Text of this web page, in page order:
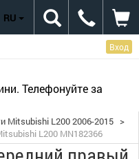
Вход
Телефонуйте за
RU
Mitsubishi L200 2006-2015 >
L200 MN182366